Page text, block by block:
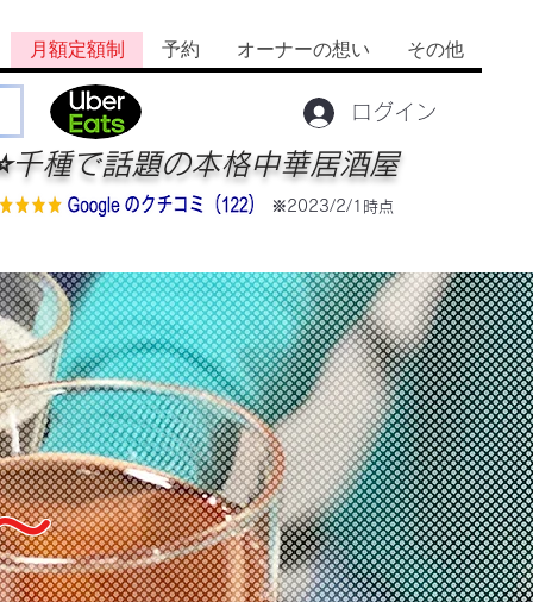
ログイン
千種で話題の本格中華居酒屋
※2023/2/1時点
月額定額制 予約 オーナーの想い その他